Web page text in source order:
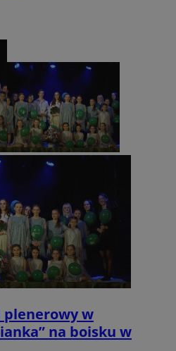
plenerowy w
na boisku w